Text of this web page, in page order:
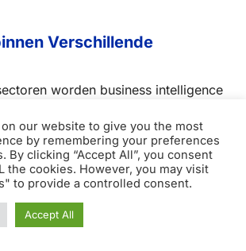
Verschillende
worden business intelligence
door de diversegebruiksscenario’s
De gezondheidszorg kan
nadruk leggen op patiëntengegevens
analyses terwijl de financiële sector
risicobeheer en
our website to give you the most
by remembering your preferences
By clicking “Accept All”, you consent
the cookies. However, you may visit
to provide a controlled consent.
Accept All